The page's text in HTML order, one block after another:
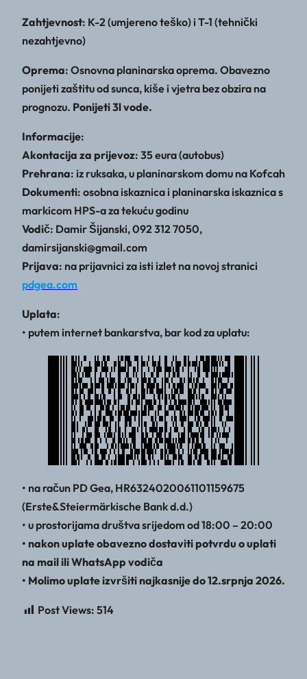
Zahtjevnost: K-2 (umjereno teško) i T-1 (tehnički
nezahtjevno)
Oprema: Osnovna planinarska oprema. Obavezno
ponijeti zaštitu od sunca, kiše i vjetra bez obzira na
prognozu. Ponijeti 3l vode.
Informacije:
Akontacija za prijevoz: 35 eura (autobus)
Prehrana: iz ruksaka, u planinarskom domu na Kofcah
Dokumenti: osobna iskaznica i planinarska iskaznica s
markicom HPS-a za tekuću godinu
Vodič: Damir Šijanski, 092 312 7050,
damirsijanski@gmail.com
Prijava: na prijavnici za isti izlet na novoj stranici
pdgea.com
Uplata:
• putem internet bankarstva, bar kod za uplatu:
• na račun PD Gea, HR6324020061101159675
(Erste&Steiermärkische Bank d.d.)
• u prostorijama društva srijedom od 18:00 – 20:00
• nakon uplate obavezno dostaviti potvrdu o uplati
na mail ili WhatsApp vodiča
• Molimo uplate izvršiti najkasnije do 12.srpnja 2026.
Post Views: 514